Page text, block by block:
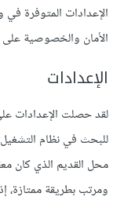
الأمان والخصوصية
الإعدادات
لقد حصلت الإعدادات
محل القديم الذي كان
ومرتب بطريقة